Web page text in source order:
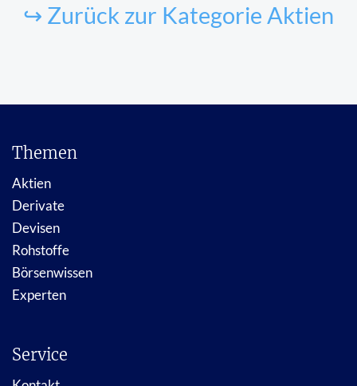
↪ Zurück zur Kategorie Aktien
Themen
Aktien
Derivate
Devisen
Rohstoffe
Börsenwissen
Experten
Service